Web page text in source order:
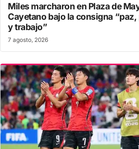
Miles marcharon en Plaza de
Cayetano bajo la consigna
y trabajo”
7 agosto, 2026